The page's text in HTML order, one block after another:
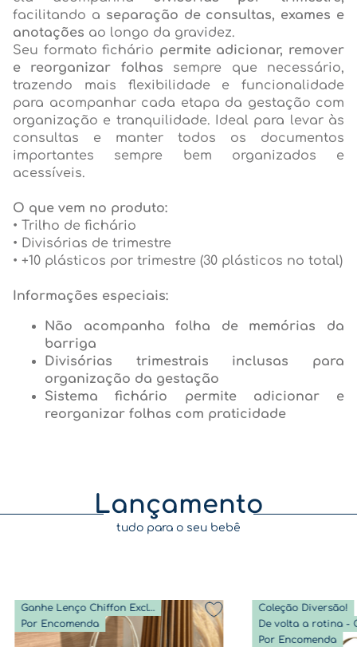
facilitando a separação de consultas, exames e
anotações ao longo da gravidez.
Seu formato fichário permite adicionar, remover
e reorganizar folhas sempre que necessário,
trazendo mais flexibilidade e funcionalidade
para acompanhar cada etapa da gestação com
organização e tranquilidade. Ideal para levar às
consultas e manter todos os documentos
importantes sempre bem organizados e
acessíveis.
O que vem no produto:
• Trilho de fichário
• Divisórias de trimestre
• +10 plásticos por trimestre (30 plásticos no total)
Informações especiais:
Não acompanha folha de memórias da
barriga
Divisórias trimestrais inclusas para
organização da gestação
Sistema fichário permite adicionar e
reorganizar folhas com praticidade
Lançamento
tudo para o seu bebê
Ganhe Lenço Chiffon Exclusivo
Por Encomenda
Coleção Diversão!
Por Encomenda